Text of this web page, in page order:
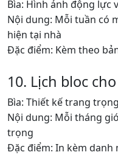
Bìa: Hình ảnh động lực
Nội dung: Mỗi tuần có
hiện tại nhà
Đặc điểm: Kèm theo
10. Lịch bloc
Bìa: Thiết kế trang
Nội dung: Mỗi tháng
trọng
Đặc điểm: In kèm danh